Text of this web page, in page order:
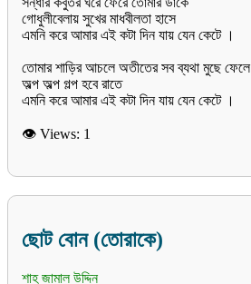
গোধুলীবেলায় সুখের মাধবীলতা হাসে
এমনি করে আমার এই কটা দিন যায় যেন কেটে ।
তোমার শাড়ির আচলে অতীতের সব ব্যথা মুছে ফেলে
অল্প অল্প গল্প হবে রাতে
👁 Views: 1
ছোট বোন (তোরাকে)
শাহ জামাল উদ্দিন